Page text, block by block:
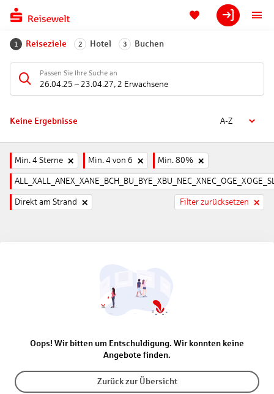
1 Reiseziele 2 Hotel 3 Buchen
Passen Sie Ihre Suche an
26.04.25 – 23.04.27, 2 Erwachsene
Keine Ergebnisse A-Z
Min. 4 Sterne Min. 4 von 6 Min. 80%
Direkt am Strand Filter zurücksetzen
Oops! Wir bitten um Entschuldigung. Wir konnten keine
Angebote finden.
Zurück zur Übersicht